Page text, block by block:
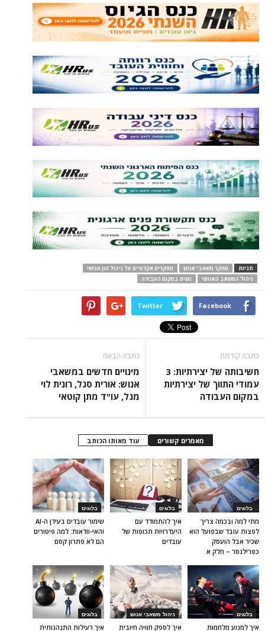
תגיות מחקר משאבי אנוש
מחקרים אקדמיים על ניהול הון אנושי
ניהול המשאב האנושי
נשים במקום העבודה
Facebook
Twitter
כתבה קודמת
חשיבותה של יצירתיות: 3
עמודי התווך של יצירתיות
במקום העבודה
כתבה הבאה
מינויים חדשים במשאבי
אנוש: אורית סגל, רונית לוי
מגל, עו"ד מתן קוטאי
מאמרים קשורים עוד מאותו הכותב
בלוגים
שימור עובדים בעידן ה-AI
והאי-וודאות: למה פיטורים
הם לא פתרון קסם
בלוגים
איך להתמודד עם
היעדרויות תכופות של
עובדים
בלוגים
מתי למה ובכמה צריך
לפצות עובד שבפועל הוא
שכיר אבל הועסק
כפרילנסר – חלק א
בלוגים
איך רעילות התנהגותית
ניהול משאבי אנוש
איך לספק חוויה חיובית
בלוגים
איך למנוע מלחמות